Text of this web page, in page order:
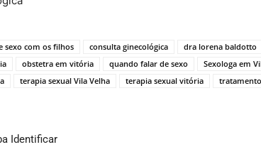
sexo com os filhos consulta ginecológica dra lorena baldotto
obstetra em vitória quando falar de sexo Sexologa em
terapia sexual Vila Velha terapia sexual vitória
Identificar